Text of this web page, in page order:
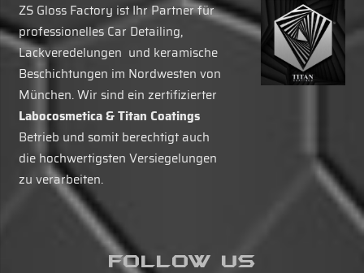
ZS Gloss Factory ist Ihr Partner für
professionelles Car Detailing,
Lackveredelungen und keramische
Beschichtungen im Nordwesten von
München. Wir sind ein zertifizierter
Labocosmetica & Titan Coatings
Betrieb und somit berechtigt auch
die hochwertigsten Versiegelungen
zu verarbeiten.
Follow Us